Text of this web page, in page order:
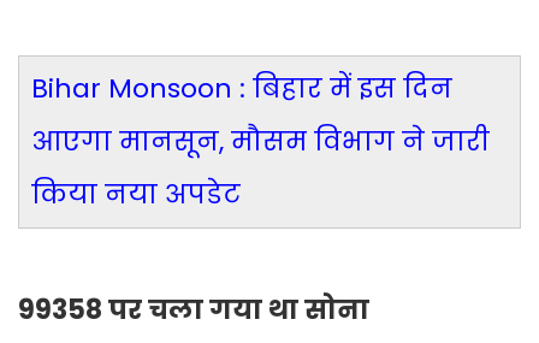
Bihar Monsoon : बिहार में इस दिन
आएगा मानसून, मौसम विभाग ने जारी
किया नया अपडेट
99358 पर चला गया था सोना